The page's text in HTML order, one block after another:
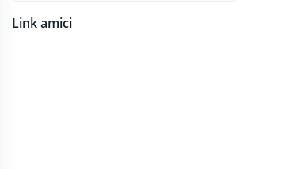
Link amici